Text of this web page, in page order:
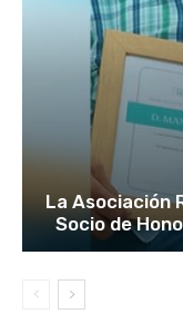
La Asociación
Socio de